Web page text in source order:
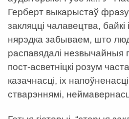
Герберт выкарыстаў
закляцці чалавецтва,
нярэдка забываем, што
распавядалі незвычайныя
пост-асветніцкі розум
казачнасці, іх
стварэннямі,